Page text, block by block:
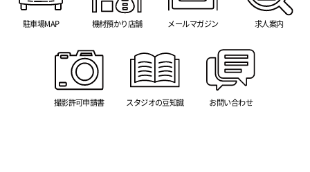
駐車場MAP 機材預かり店舗 メールマガジン 求人案内
撮影許可申請書 スタジオの豆知識 お問い合わせ